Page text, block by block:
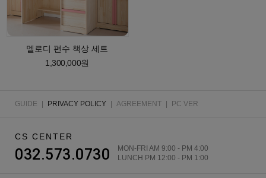
멜로디 편수 책상 세트
1,300,000원
GUIDE PRIVACY POLICY AGREEMENT PC VER
CS CENTER
032.573.0730
MON-FRI AM 9:00 - PM 4:00
LUNCH PM 12:00 - PM 1:00